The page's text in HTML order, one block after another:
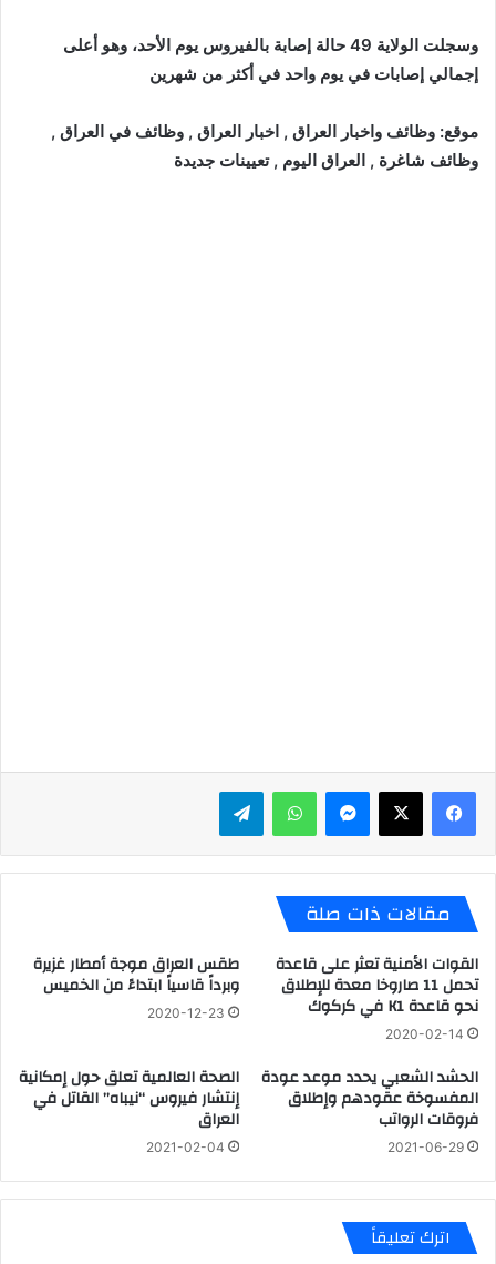
وسجلت الولاية 49 حالة إصابة بالفيروس يوم الأحد، وهو أعلى
إجمالي إصابات في يوم واحد في أكثر من شهرين
موقع: وظائف واخبار العراق , اخبار العراق , وظائف في العراق ,
وظائف شاغرة , العراق اليوم , تعيينات جديدة
ماسنجر واتساب تيلقرام
مقالات ذات صلة
القوات الأمنية تعثر على قاعدة
تحمل 11 صاروخا معدة للإطلاق
نحو قاعدة K1 في كركوك
2020-02-14
طقس العراق موجة أمطار غزيرة
وبرداً قاسياً ابتداءً من الخميس
2020-12-23
الحشد الشعبي يحدد موعد عودة
المفسوخة عقودهم وإطلاق
فروقات الرواتب
2021-06-29
الصحة العالمية تعلق حول إمكانية
إنتشار فيروس “نيباه” القاتل في
العراق
2021-02-04
اترك تعليقاً